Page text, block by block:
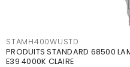
STAMH400WUSTD
PRODUITS STANDARD 68500
E39 4000K CLAIRE